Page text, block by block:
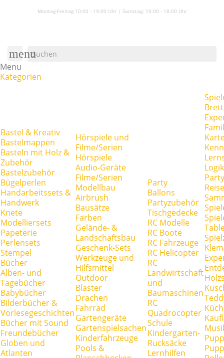
Montag-Freitag 10:00 - 19:00 Uhr | Samstag: 10:00 - 18:00 Uhr
menu
Menu
Kategorien
Bastel & Kreativ
Bastelmappen
Basteln mit Holz &
Zubehör
Bastelzubehör
Bügelperlen
Handarbeitssets &
Handwerk
Knete
Modelliersets
Papeterie
Perlensets
Stempel
Bücher
Alben- und
Tagebücher
Babybücher
Bilderbücher &
Vorlesegeschichten
Bücher mit Sound
Freundebücher
Globen und
Atlanten
Hörspiele und
Filme/Serien
Hörspiele
Audio-Geräte
Filme/Serien
Modellbau
Airbrush
Bausätze
Farben
Gelände- &
Landschaftsbau
Geschenk-Sets
Werkzeuge und
Hilfsmittel
Outdoor
Blaster
Drachen
Fahrrad
Gartengeräte
Gartenspielsachen
Kinderfahrzeuge
Pools &
Party
Ballons
Partyzubehör
Tischgedecke
RC Modelle
RC Boote
RC Fahrzeuge
RC Helicopter
RC
Landwirtschaft
und
Baumaschinen
RC
Quadrocopter
Schule
Kindergarten-
Rucksäcke
Lernhilfen